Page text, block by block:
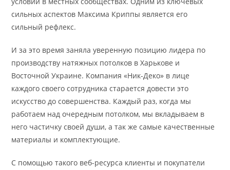
сильных аспектов Максима Криппы является его
сильный рефлекс.
И за это время заняла уверенную позицию лидера по
производству натяжных потолков в Харькове и
Восточной Украине. Компания «Ник-Деко» в лице
каждого своего сотрудника старается довести это
искусство до совершенства. Каждый раз, когда мы
работаем над очередным потолком, мы вкладываем в
него частичку своей души, а так же самые качественные
материалы и комплектующие.
С помощью такого веб-ресурса клиенты и покупатели